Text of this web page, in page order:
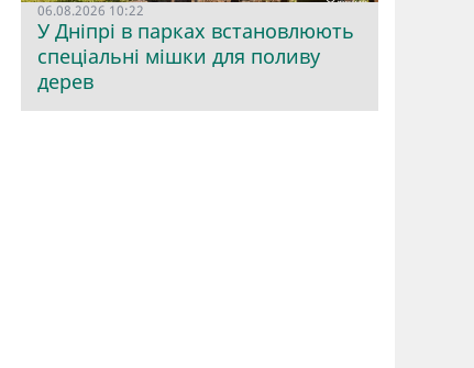
06.08.2026 10:22
У Дніпрі в парках встановлюють
спеціальні мішки для поливу
дерев